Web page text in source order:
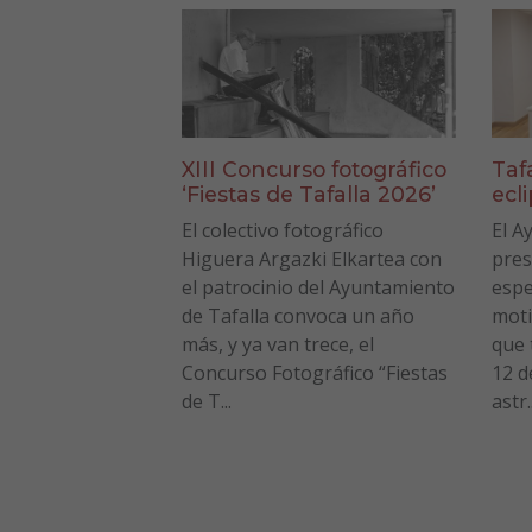
XIII Concurso fotográfico
‘Fiestas de Tafalla 2026’
El colectivo fotográfico
Higuera Argazki Elkartea con
el patrocinio del Ayuntamiento
de Tafalla convoca un año
más, y ya van trece, el
Concurso Fotográfico “Fiestas
de T...
El
que
12